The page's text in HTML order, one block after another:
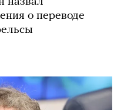
о переводе